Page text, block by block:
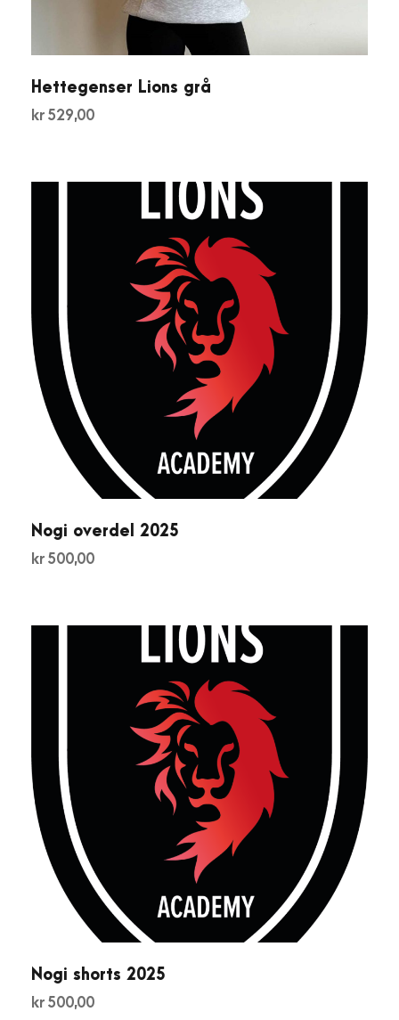
Hettegenser Lions grå
kr 529,00
Nogi overdel 2025
kr 500,00
Nogi shorts 2025
kr 500,00